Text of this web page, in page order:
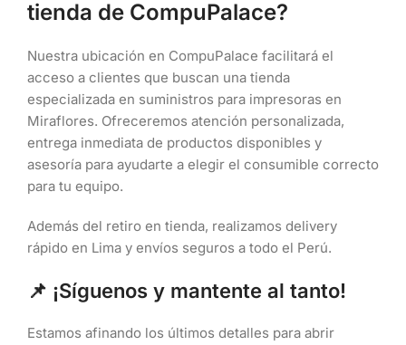
tienda de CompuPalace?
Nuestra ubicación en CompuPalace facilitará el
acceso a clientes que buscan una tienda
especializada en suministros para impresoras en
Miraflores. Ofreceremos atención personalizada,
entrega inmediata de productos disponibles y
asesoría para ayudarte a elegir el consumible correcto
para tu equipo.
Además del retiro en tienda, realizamos delivery
rápido en Lima y envíos seguros a todo el Perú.
📌 ¡Síguenos y mantente al tanto!
Estamos afinando los últimos detalles para abrir